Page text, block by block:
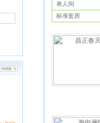
单人间
标准套房